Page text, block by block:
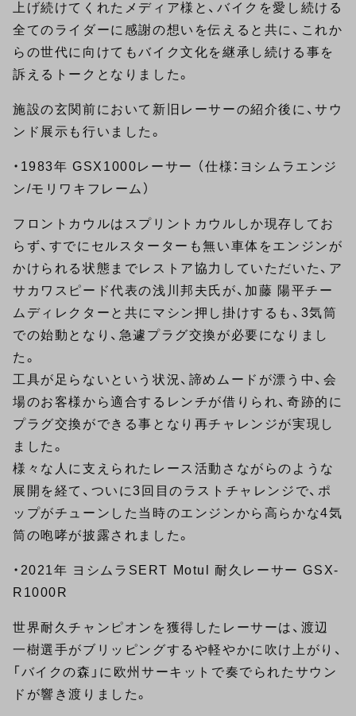
上げ続けてくれたメディア様と、バイクを愛し続ける
全てのライダーに感謝の想いを伝えると共に、これか
らの世代に向けてもバイク文化を継承し続ける事を
訴えるトークとなりました。
施設の玄関前において新旧レーサーの紹介後に、サウ
ンド展示も行いました。
・1983年 GSX1000レーサー （仕様：ヨシムラエンジ
ン/モリワキフレーム）
フロントカウルはスプリントカウルしか現存してお
らず、すでにセルスターターも無い車体をエンジンが
かけられる状態までレストア協力していただいた、ア
サカワスピード代表の浅川邦夫氏が、加藤 陽平チー
ムディレクターと共にマシン押し掛けするも、3気筒
での始動となり、急遽プラグ交換が必要になりまし
た。
工具が足らないという状況、諦めムードが漂う中、会
場のお客様から適合するレンチが借りられ、奇跡的に
プラグ交換ができる事となり再チャレンジが実現し
ました。
様々な人に支えられたレース活動さながらのような
展開を経て、ついに3回目のラストチャレンジで、ポ
ップがチューンした当時のエンジンから高らかな4気
筒の咆哮が披露されました。
・2021年 ヨシムラSERT Motul 耐久レーサー GSX-
R1000R
世界耐久チャンピオンを獲得したレーサーは、渡辺
一樹選手がブリッピングするや軽やかに吹け上がり、
「バイクの森」に欧州サーキットで奏でられたサウン
ドが響き渡りました。